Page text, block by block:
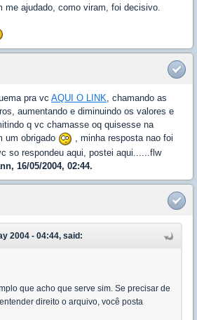
me ajudado, como viram, foi decisivo.
pra vc AQUI O LINK, chamando as
aumentando e diminuindo os valores e
q vc chamasse oq quisesse na
um obrigado
, minha resposta nao foi
so respondeu aqui, postei aqui......flw
16/05/2004, 02:44.
2004 - 04:44, said:
que acho que serve sim. Se precisar de
direito o arquivo, você posta